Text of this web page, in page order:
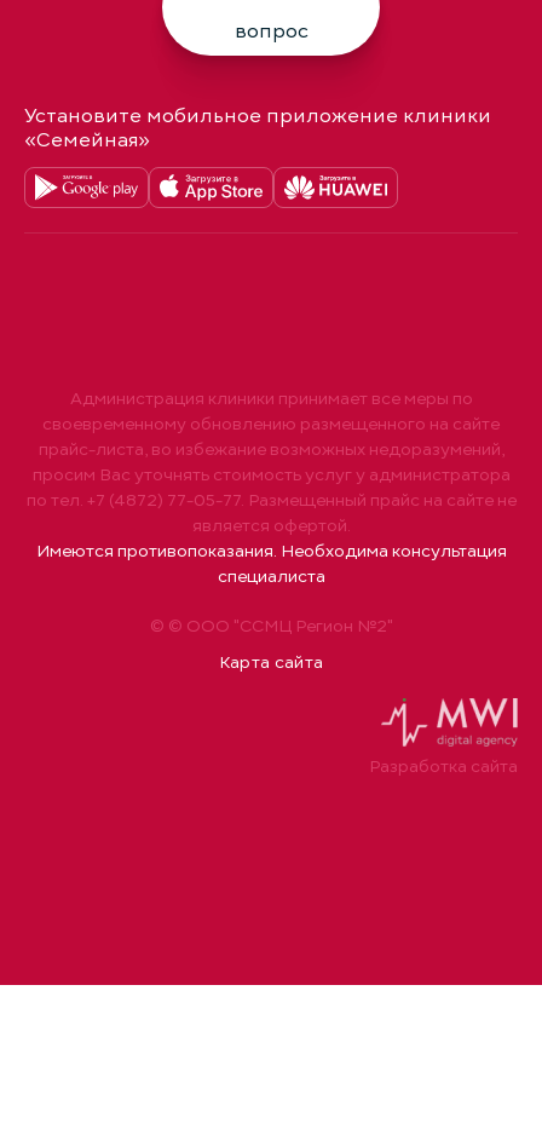
вопрос
Установите мобильное приложение клиники
«Семейная»
© © ООО "ССМЦ Регион №2"
Карта сайта
Администрация клиники принимает все меры по
своевременному обновлению размещенного на сайте
прайс-листа, во избежание возможных недоразумений,
просим Вас уточнять стоимость услуг у администратора
по тел. +7 (4872) 77-05-77. Размещенный прайс на сайте не
является офертой.
Имеются противопоказания. Необходима консультация
специалиста
Разработка сайта